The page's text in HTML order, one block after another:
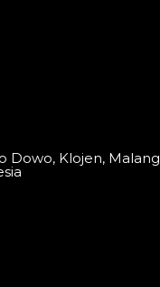
Dowo, Klojen, Malang